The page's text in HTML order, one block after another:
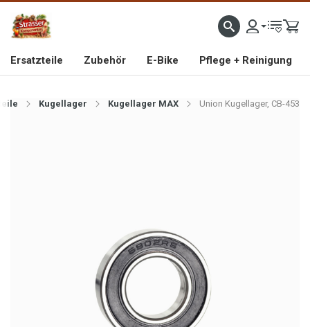
IMPORTEUR VON HOCHWERTIGEN FAHRRAD- UND MOFAERSATZTEILEN SEIT 1993
Ersatzteile Zubehör E-Bike Pflege + Reinigung
Kugellager Kugellager MAX Union Kugellager, CB-453